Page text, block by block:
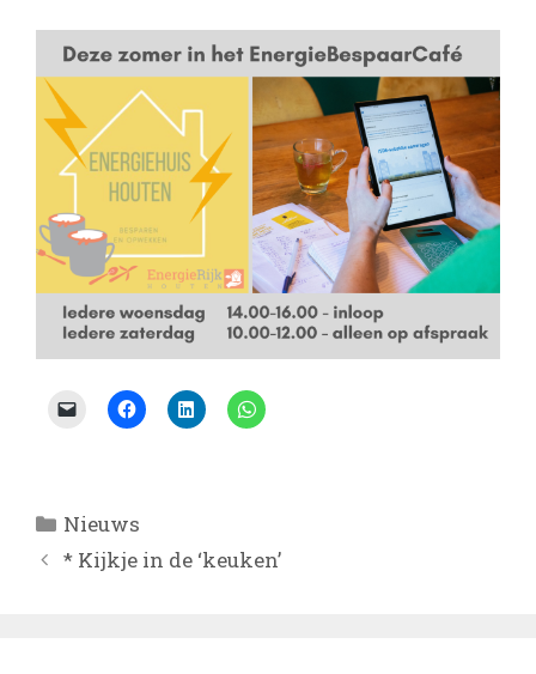
Categorieën
Nieuws
* Kijkje in de ‘keuken’